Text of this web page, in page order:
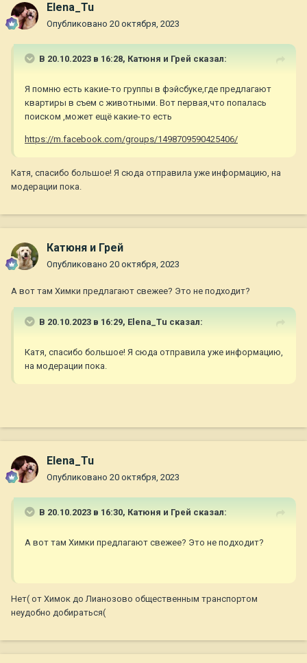
Elena_Tu
Опубликовано 20 октября, 2023
В 20.10.2023 в 16:28, Катюня и Грей сказал:
Я помню есть какие-то группы в фэйсбуке,где предлагают
квартиры в съем с животными. Вот первая,что попалась
поиском ,может ещё какие-то есть
https://m.facebook.com/groups/1498709590425406/
Катя, спасибо большое! Я сюда отправила уже информацию, на
модерации пока.
Катюня и Грей
Опубликовано 20 октября, 2023
А вот там Химки предлагают свежее? Это не подходит?
В 20.10.2023 в 16:29, Elena_Tu сказал:
Катя, спасибо большое! Я сюда отправила уже информацию,
на модерации пока.
Elena_Tu
Опубликовано 20 октября, 2023
В 20.10.2023 в 16:30, Катюня и Грей сказал:
А вот там Химки предлагают свежее? Это не подходит?
Нет( от Химок до Лианозово общественным транспортом
неудобно добираться(